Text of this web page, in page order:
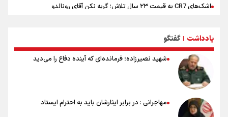
اشک‌های CR7 به قیمت ۲۳ سال تلاش؛ گریه نکن آقای رونالدو
تلاش مدام برای زنده نگه داشتن هنر ایرانی
نصرتی: پاسخ بیرانوند سنخیتی با صحبت‌های علی دایی نداشت/
ملی‌پوشان نباید از خودشان تعریف کنند!
خلعتبری: جای دو سه نفر در جام جهانی خالی بود/ تیم ملی نیاز به تغییر
نسل دارد/ دوست دارم آرژانتین قهرمان شود
شاهرخی: اندازه داشته‌هایمان از بازار جام جهانی برداشت کردیم/ دودستی
سرنوشت صعود را به تیم‌های دیگر سپردیم
یادداشت | گفتگو
شهید نصیرزاده؛ فرمانده‌ای که آینده دفاع را می‌دید
مهاجرانی : در برابر ایثارشان باید به احترام ایستاد